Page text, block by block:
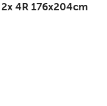
4R 176x204cm